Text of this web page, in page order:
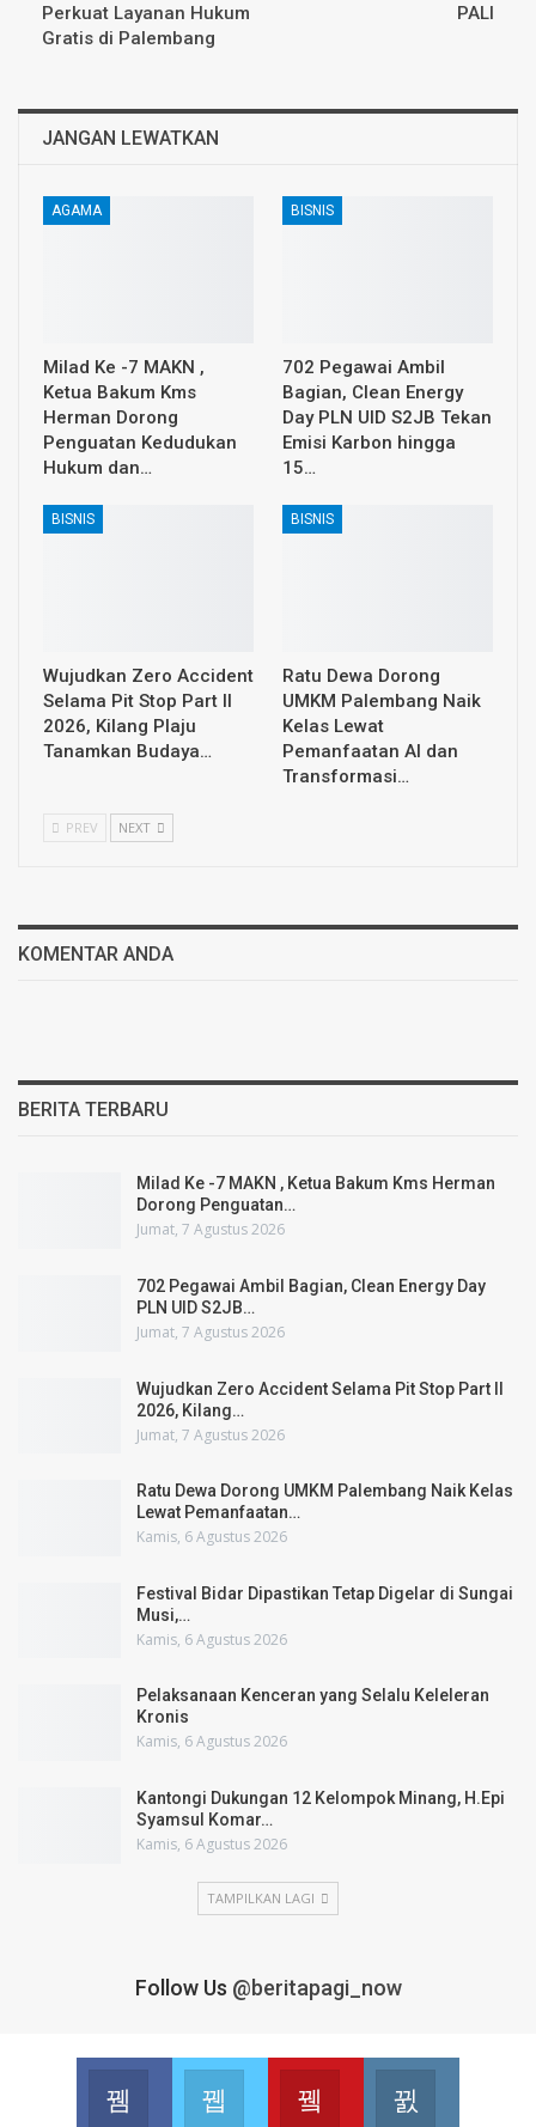
Perkuat Layanan Hukum
Gratis di Palembang
PALI
JANGAN LEWATKAN
AGAMA
Milad Ke -7 MAKN ,
Ketua Bakum Kms
Herman Dorong
Penguatan Kedudukan
Hukum dan…
BISNIS
702 Pegawai Ambil
Bagian, Clean Energy
Day PLN UID S2JB Tekan
Emisi Karbon hingga
15…
BISNIS
Wujudkan Zero Accident
Selama Pit Stop Part II
2026, Kilang Plaju
Tanamkan Budaya…
BISNIS
Ratu Dewa Dorong
UMKM Palembang Naik
Kelas Lewat
Pemanfaatan AI dan
Transformasi…
PREV NEXT
KOMENTAR ANDA
BERITA TERBARU
Milad Ke -7 MAKN , Ketua Bakum Kms Herman
Dorong Penguatan…
Jumat, 7 Agustus 2026
702 Pegawai Ambil Bagian, Clean Energy Day
PLN UID S2JB…
Jumat, 7 Agustus 2026
Wujudkan Zero Accident Selama Pit Stop Part II
2026, Kilang…
Jumat, 7 Agustus 2026
Ratu Dewa Dorong UMKM Palembang Naik Kelas
Lewat Pemanfaatan…
Kamis, 6 Agustus 2026
Festival Bidar Dipastikan Tetap Digelar di Sungai
Musi,…
Kamis, 6 Agustus 2026
Pelaksanaan Kenceran yang Selalu Keleleran
Kronis
Kamis, 6 Agustus 2026
Kantongi Dukungan 12 Kelompok Minang, H.Epi
Syamsul Komar…
Kamis, 6 Agustus 2026
TAMPILKAN LAGI
Follow Us @beritapagi_now
Facebook
Join us on FacebookJoin us on Twitter
Youtube
Join us on Youtube